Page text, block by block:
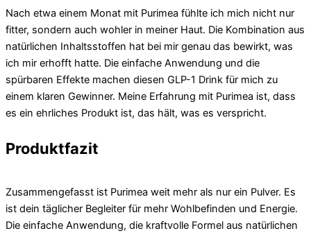
Nach etwa einem Monat mit Purimea fühlte ich mich nicht nur
fitter, sondern auch wohler in meiner Haut. Die Kombination aus
natürlichen Inhaltsstoffen hat bei mir genau das bewirkt, was
ich mir erhofft hatte. Die einfache Anwendung und die
spürbaren Effekte machen diesen GLP-1 Drink für mich zu
einem klaren Gewinner. Meine Erfahrung mit Purimea ist, dass
es ein ehrliches Produkt ist, das hält, was es verspricht.
Produktfazit
Zusammengefasst ist Purimea weit mehr als nur ein Pulver. Es
ist dein täglicher Begleiter für mehr Wohlbefinden und Energie.
Die einfache Anwendung, die kraftvolle Formel aus natürlichen